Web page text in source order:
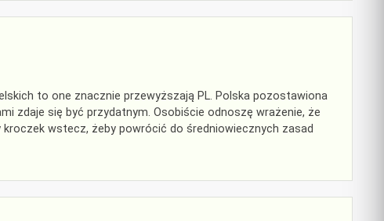
to one znacznie przewyższają PL. Polska pozostawiona
zdaje się być przydatnym. Osobiście odnoszę wrażenie, że
wstecz, żeby powrócić do średniowiecznych zasad